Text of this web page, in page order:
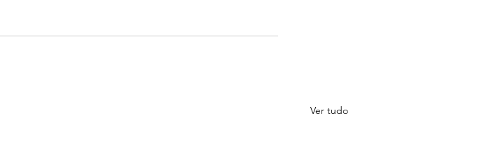
Ver tudo